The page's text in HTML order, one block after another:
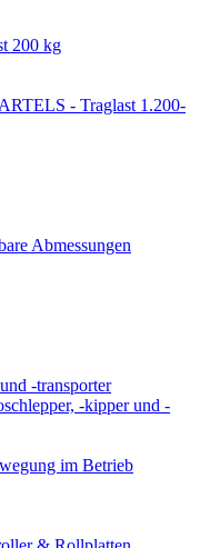
200 kg
- Traglast 1.200-
Abmessungen
-transporter
-kipper und -
im Betrieb